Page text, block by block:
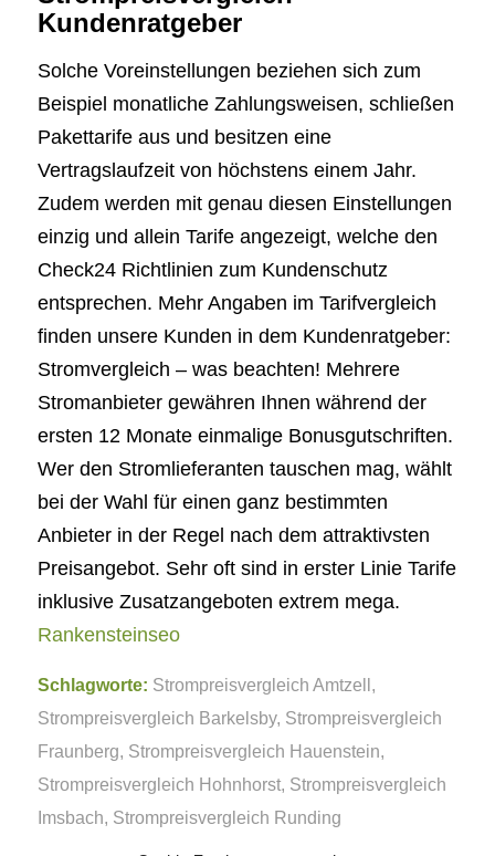
Kundenratgeber
Solche Voreinstellungen beziehen sich zum
Beispiel monatliche Zahlungsweisen, schließen
Pakettarife aus und besitzen eine
Vertragslaufzeit von höchstens einem Jahr.
Zudem werden mit genau diesen Einstellungen
einzig und allein Tarife angezeigt, welche den
Check24 Richtlinien zum Kundenschutz
entsprechen. Mehr Angaben im Tarifvergleich
finden unsere Kunden in dem Kundenratgeber:
Stromvergleich – was beachten! Mehrere
Stromanbieter gewähren Ihnen während der
ersten 12 Monate einmalige Bonusgutschriften.
Wer den Stromlieferanten tauschen mag, wählt
bei der Wahl für einen ganz bestimmten
Anbieter in der Regel nach dem attraktivsten
Preisangebot. Sehr oft sind in erster Linie Tarife
inklusive Zusatzangeboten extrem mega.
Rankensteinseo
Schlagworte: Strompreisvergleich Amtzell ,
Strompreisvergleich Barkelsby, Strompreisvergleich
Fraunberg, Strompreisvergleich Hauenstein,
Strompreisvergleich Hohnhorst, Strompreisvergleich
Imsbach, Strompreisvergleich Runding